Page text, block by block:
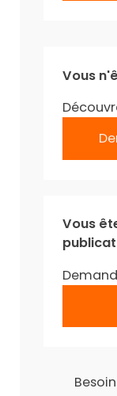
Vous
Vous